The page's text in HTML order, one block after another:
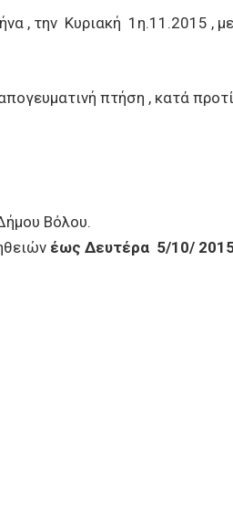
, την Κυριακή 1η.11.2015 ,
πτήση , κατά
Βόλου.
έως Δευτέρα 5/10/